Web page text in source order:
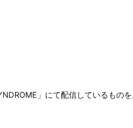
」にて配信しているものを